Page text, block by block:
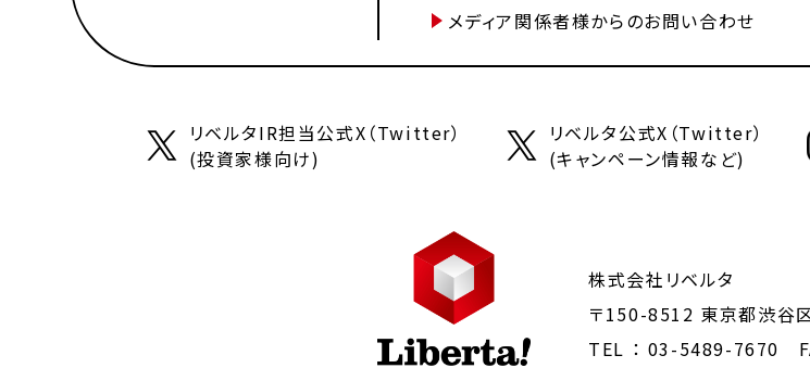
メディア関係者様からのお問い合わせ
リベルタIR担当公式X（Twitter）
(投資家様向け)
リベルタ公式X（Twitter）
(キャンペーン情報など)
株式会社リベルタ
〒150-8512 東京都渋谷
TEL ： 03-5489-7670